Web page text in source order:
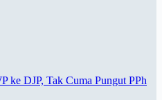
ke DJP, Tak Cuma Pungut PPh